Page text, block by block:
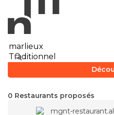
0 Restaurants proposés